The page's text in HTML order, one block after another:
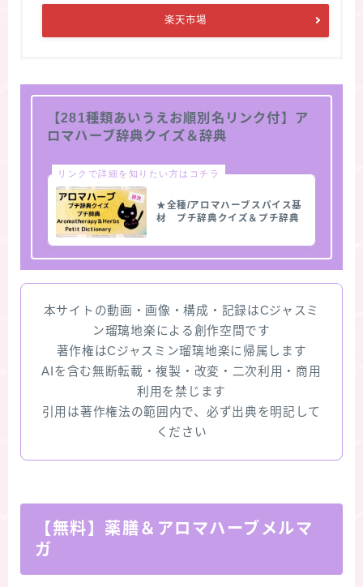
楽天市場
【281種類あいうえお順別名リンク付】ア
ロマハーブ辞典クイズ＆辞典
リンクで詳細を知りたい方はコチラ
★全種/アロマハーブスパイス基
材 プチ辞典クイズ＆プチ辞典
本サイトの動画・画像・構成・記録はCジャスミ
ン瑠璃地楽による創作空間です
著作権はCジャスミン瑠璃地楽に帰属します
AIを含む無断転載・複製・改変・二次利用・商用
利用を禁じます
引用は著作権法の範囲内で、必ず出典を明記して
ください
【無料】薬膳＆アロマハーブメルマ
ガ